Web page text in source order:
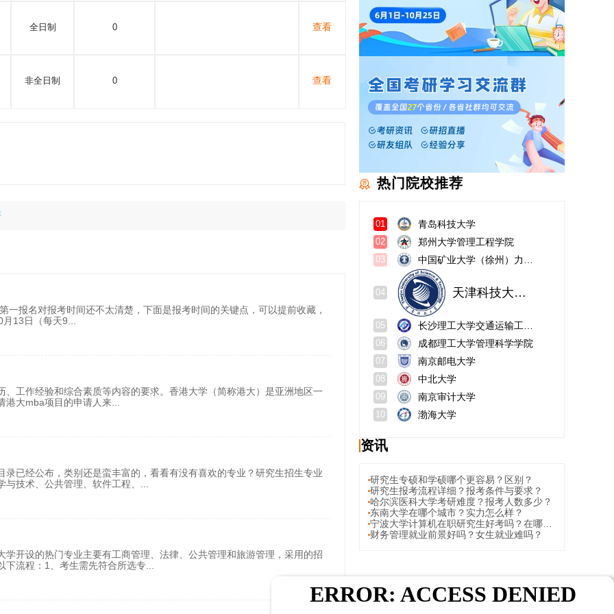
全日制 0 查看
非全日制 0 查看
报名对报考时间还不太清楚，下面是报考时间的关键点，可以提前收藏，
13日（每天9
工作经验和综合素质等内容的要求。香港大学（简称港大）是亚洲地区一
港大mba项目的申请人来
已经公布，类别还是蛮丰富的，看看有没有喜欢的专业？研究生招生专业
技术、公共管理、软件工程、
开设的热门专业主要有工商管理、法律、公共管理和旅游管理，采用的招
下流程：1、考生需先符合所选专
热门院校推荐
01 青岛科技大学
02 郑州大学管理工程学院
03
04 天津科技大学经济与管理学院
05
06 成都理工大学管理科学学院
07 南京邮电大学
08 中北大学
09 南京审计大学
10 渤海大学
资讯
研究生专硕和学硕哪个更容易？区别？
研究生报考流程详细？报考条件与要求？
哈尔滨医科大学考研难度？报考人数多少？
东南大学在哪个城市？实力怎么样？
财务管理就业前景好吗？女生就业难吗？